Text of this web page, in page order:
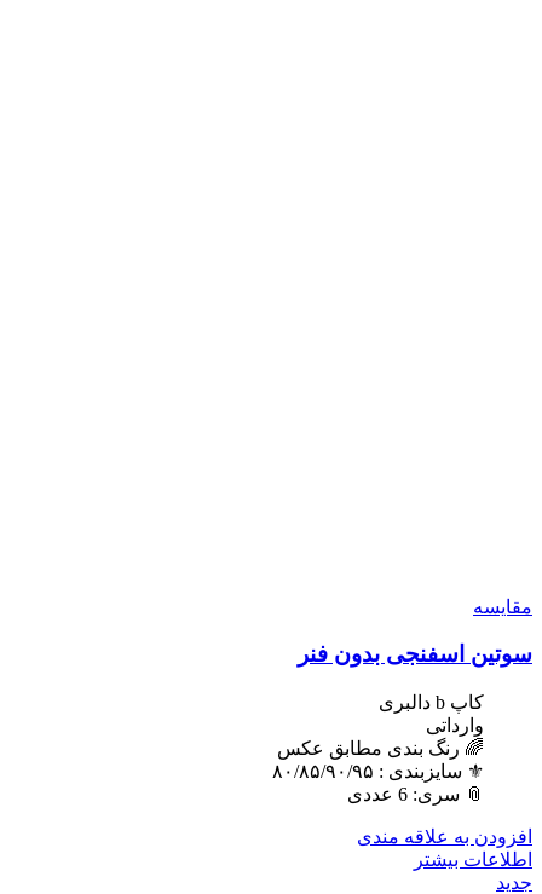
مقایسه
سوتین اسفنجی بدون فنر
کاپ b دالبری
وارداتی
🌈 رنگ بندی مطابق عکس
⚜️ سایزبندی : ٨٠/٨۵/٩٠/٩۵
📎 سری: 6 عددی
افزودن به علاقه مندی
اطلاعات بیشتر
جدید